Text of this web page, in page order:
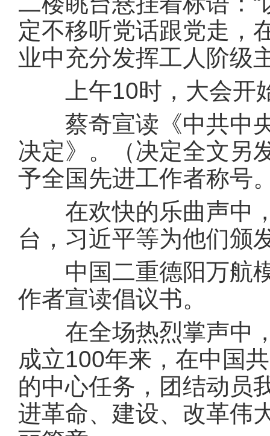
定不移听党话跟党走，
业中充分发挥工人阶级
上午10时，大会开始
蔡奇宣读《中共中央
决定》。（决定全文另
予全国先进工作者称号
在欢快的乐曲声中，
台，习近平等为他们颁
中国二重德阳万航模
作者宣读倡议书。
在全场热烈掌声中，
成立100年来，在中国
的中心任务，团结动员
进革命、建设、改革伟